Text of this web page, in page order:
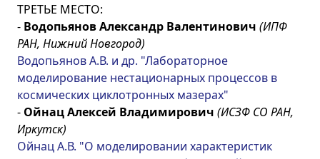
ТРЕТЬЕ МЕСТО:
- Водопьянов Александр Валентинович (ИПФ
РАН, Нижний Новгород)
Водопьянов А.В. и др. "Лабораторное
моделирование нестационарных процессов в
космических циклотронных мазерах"
- Ойнац Алексей Владимирович (ИСЗФ СО РАН,
Иркутск)
Ойнац А.В. "О моделировании характеристик